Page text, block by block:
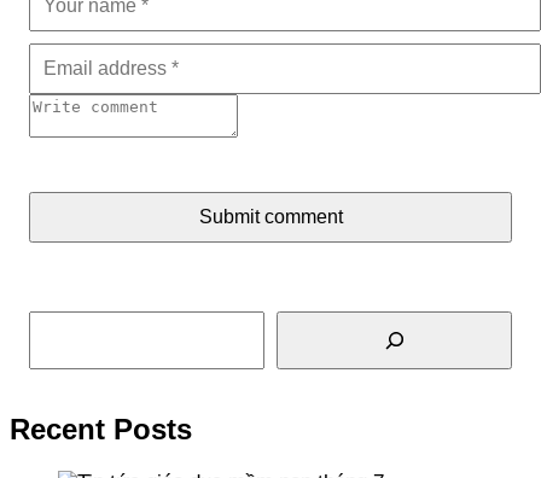
Submit comment
Tìm kiếm
Recent Posts